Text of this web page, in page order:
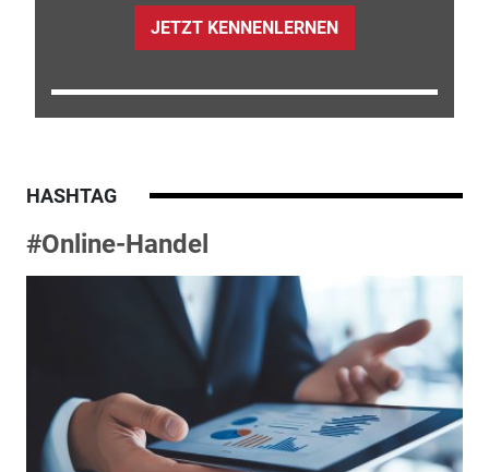
JETZT KENNENLERNEN
HASHTAG
#Online-Handel